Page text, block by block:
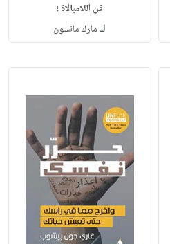
فن اللامبالاة ؛
لـ مارك مانسون